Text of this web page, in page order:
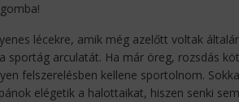
lécekre, amik még azelőtt voltak
arculatát. Ha már öreg, rozsdás
felszerelésben kellene sportolnom.
elégetik a halottaikat, hiszen senki